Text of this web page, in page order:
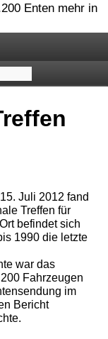
| ECO
in
Classic
Juli 2012 fand
Treffen für
befindet sich
1990 die letzte
war das
Fahrzeugen
im
Bericht